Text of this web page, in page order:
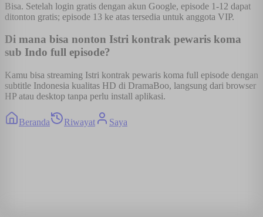
Bisa. Setelah login gratis dengan akun Google, episode 1-12 dapat
ditonton gratis; episode 13 ke atas tersedia untuk anggota VIP.
Di mana bisa nonton Istri kontrak pewaris koma
sub Indo full episode?
Kamu bisa streaming Istri kontrak pewaris koma full episode dengan
subtitle Indonesia kualitas HD di DramaBoo, langsung dari browser
HP atau desktop tanpa perlu install aplikasi.
Beranda Riwayat Saya